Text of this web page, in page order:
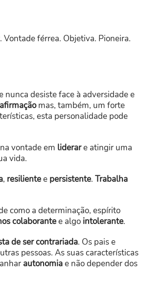
férrea. Objetiva. Pioneira.
nunca desiste face à adversidade e
mas, também, um forte
esta personalidade pode
vontade em liderare atingir uma
vida.
, resilientee persistente. Trabalha
como a determinação, espírito
colaborantee algo intolerante.
de ser contrariada. Os pais e
pessoas. As suas características
autonomiae não depender dos